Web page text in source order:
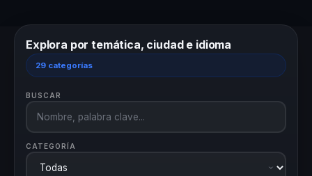
Explora por temática, ciudad e idioma
29 categorías
BUSCAR
CATEGORÍA